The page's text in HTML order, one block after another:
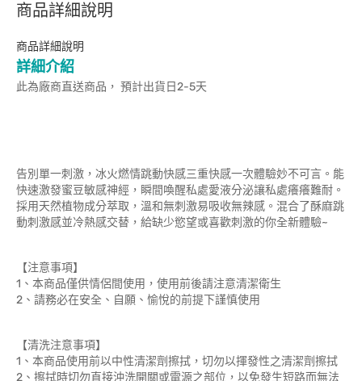
商品詳細說明
商品詳細說明
詳細介紹
此為廠商直送商品， 預計出貨日2-5天
告別單一刺激，冰火燃情跳動快感三重快感一次體驗妙不可言。能
快速激發蜜豆敏感神經，瞬間喚醒私處愛液分泌讓私處癢癢難耐。
採用天然植物成分萃取，溫和無刺激易吸收無辣感。混合了酥麻跳
動刺激感並冷熱感交替，給缺少慾望或喜歡刺激的你全新體驗~
【注意事項】
1、本商品僅供情侶間使用，使用前後請注意清潔衛生
2、請務必在安全、自願、愉悅的前提下謹慎使用
【清洗注意事項】
1、本商品使用前以中性清潔劑擦拭，切勿以揮發性之清潔劑擦拭
2、擦拭時切勿直接沖洗開關或電源之部位，以免發生短路而無法